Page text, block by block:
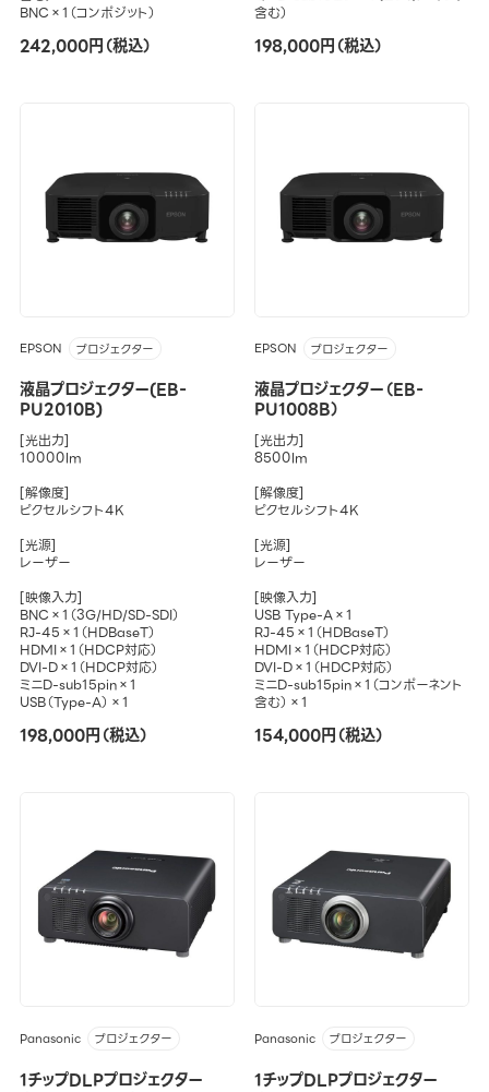
BNC×1（コンポジット）
242,000円（税込）
含む）
198,000円（税込）
EPSON プロジェクター
液晶プロジェクター(EB-
PU2010B)
[光出力]
10000lm
[解像度]
ピクセルシフト4K
[光源]
レーザー
[映像入力]
BNC×1（3G/HD/SD-SDI）
RJ-45×1（HDBaseT）
HDMI×1（HDCP対応）
DVI-D×1（HDCP対応）
ミニD-sub15pin×1
USB（Type-A）×1
198,000円（税込）
EPSON プロジェクター
液晶プロジェクター（EB-
PU1008B）
[光出力]
8500lm
[解像度]
ピクセルシフト4K
[光源]
レーザー
[映像入力]
USB Type-A×1
RJ-45×1（HDBaseT）
HDMI×1（HDCP対応）
DVI-D×1（HDCP対応）
ミニD-sub15pin×1（コンポーネント
含む）×1
154,000円（税込）
Panasonic プロジェクター
1チップDLPプロジェクター
Panasonic プロジェクター
1チップDLPプロジェクター